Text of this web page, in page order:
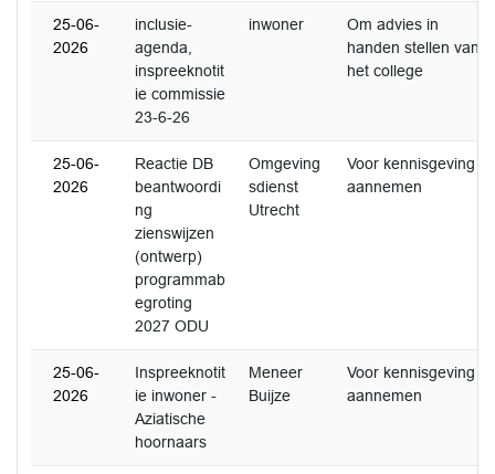
25-06-
2026
inclusie-
agenda,
inspreeknotit
ie commissie
23-6-26
inwoner
Om advies in
handen stellen van
het college
25-06-
2026
Reactie DB
beantwoordi
ng
zienswijzen
(ontwerp)
programmab
egroting
2027 ODU
Omgeving
sdienst
Utrecht
Voor kennisgeving
aannemen
25-06-
2026
Inspreeknotit
ie inwoner -
Aziatische
hoornaars
Meneer
Buijze
Voor kennisgeving
aannemen